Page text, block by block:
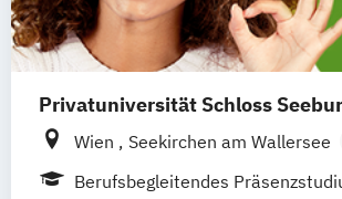
Wirtschaftsinformatik
Privatuniversität Schloss
Wien
Seekirchen am Wallersee
Innsbruck Graz Linz Südtirol
Berufsbegleitendes